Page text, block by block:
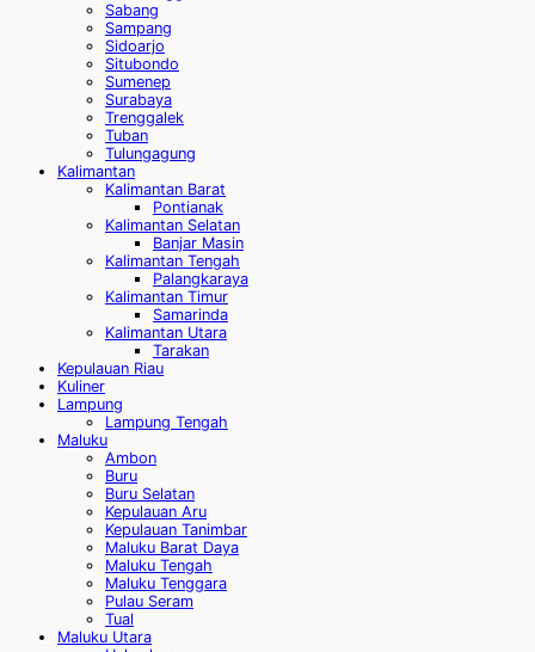
Sabang
Sampang
Sidoarjo
Situbondo
Sumenep
Surabaya
Trenggalek
Tuban
Tulungagung
Kalimantan
Kalimantan Barat
Pontianak
Kalimantan Selatan
Banjar Masin
Kalimantan Tengah
Palangkaraya
Kalimantan Timur
Samarinda
Kalimantan Utara
Tarakan
Kepulauan Riau
Kuliner
Lampung
Lampung Tengah
Maluku
Ambon
Buru
Buru Selatan
Kepulauan Aru
Kepulauan Tanimbar
Maluku Barat Daya
Maluku Tengah
Maluku Tenggara
Pulau Seram
Tual
Maluku Utara